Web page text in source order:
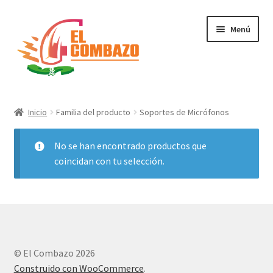
Menú
DJ, Audio e Iluminación PRO
Grabación de Audio & Video
Marcas
Inicio Familia del producto Soportes de Micrófonos
No se han encontrado productos que
coincidan con tu selección.
© El Combazo 2026
Construido con WooCommerce.